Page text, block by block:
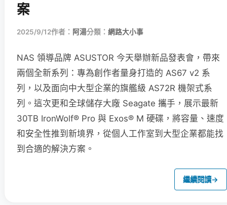
案
2025/9/12作者： 阿湯分類： 網路大小事
NAS 領導品牌 ASUSTOR 今天舉辦新品發表會，帶來
兩個全新系列：專為創作者量身打造的 AS67 v2 系
列，以及面向中大型企業的旗艦級 AS72R 機架式系
列。這次更和全球儲存大廠 Seagate 攜手，展示最新
30TB IronWolf® Pro 與 Exos® M 硬碟，將容量、速度
和安全性推到新境界，從個人工作室到大型企業都能找
到合適的解決方案。
繼續閱讀→